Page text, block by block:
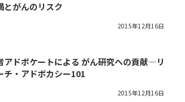
とがんのリスク
2015年12月16日
アドボケートによる がん研究への貢献―リ
チ・アドボカシー101
2015年12月16日